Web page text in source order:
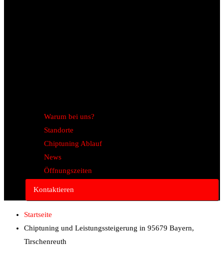
Warum bei uns?
Standorte
Chiptuning Ablauf
News
Öffnungszeiten
Kontaktieren
Startseite
Chiptuning und Leistungssteigerung in 95679 Bayern,
Tirschenreuth